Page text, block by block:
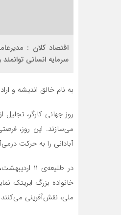
اقتصاد کلان :
سرمایه انسانی
به نام خالق اندیشه و
روز جهانی کارگر،
می‌سازند. این روز،
آبادانی را به حرکت
در
خانواده بزرگ ایریتک
ملی، نقش‌آفرینی